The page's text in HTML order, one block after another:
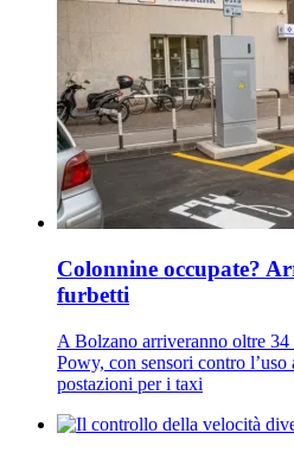
Colonnine occupate?
furbetti
A Bolzano arriveranno oltre
Powy, con sensori contro
postazioni per i taxi